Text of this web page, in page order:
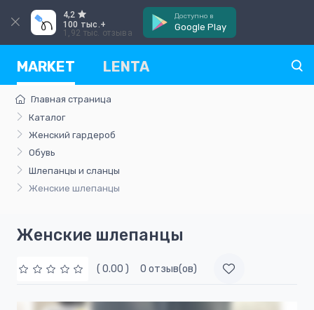
4,2
100 тыс.+
1,92 тыс. отзыва
Доступно в
Google Play
MARKET LENTA
Главная страница
Каталог
Женский гардероб
Обувь
Шлепанцы и сланцы
Женские шлепанцы
Женские шлепанцы
( 0.00 ) 0 отзыв(ов)